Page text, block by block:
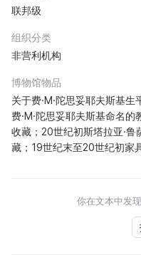
联邦级
组织分类
非营利机构
博物馆物品
关于费·M·陀思妥耶夫斯基
费·M·陀思妥耶夫斯基命名
收藏；20世纪初斯塔拉亚·鲁
藏；19世纪末至20世纪初家
你在文本中发